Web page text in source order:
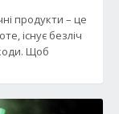
продукти – це
існує безліч
Щоб